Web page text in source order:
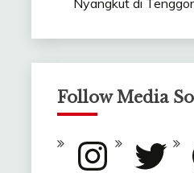
Follow Media
Instagram Twitter